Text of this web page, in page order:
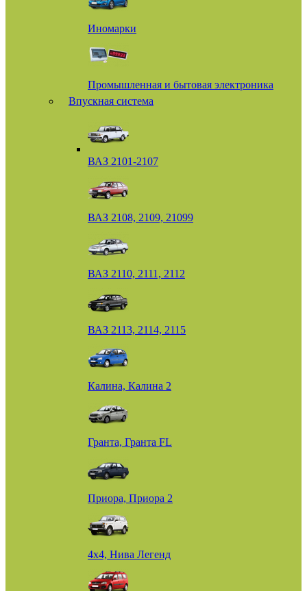
Иномарки
Промышленная и бытовая электроника
Впускная система
ВАЗ 2101-2107
ВАЗ 2108, 2109, 21099
ВАЗ 2110, 2111, 2112
ВАЗ 2113, 2114, 2115
Калина, Калина 2
Гранта, Гранта FL
Приора, Приора 2
4х4, Нива Легенд